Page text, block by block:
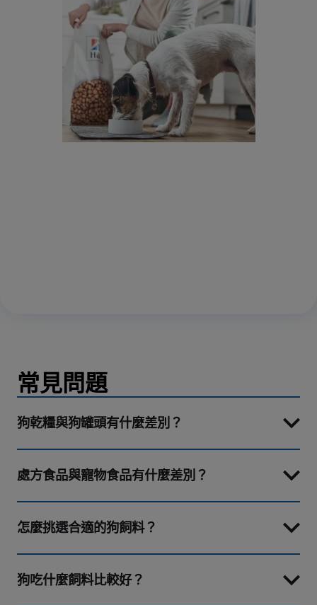
常見問題
狗乾糧與狗罐頭有什麼差別？
處方食品與寵物食品有什麼差別？
怎麼挑選合適的狗飼料？
狗吃什麼飼料比較好？